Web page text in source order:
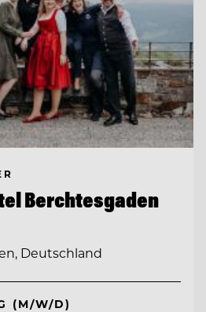
Berchtesgaden
Deutschland
(M/W/D)